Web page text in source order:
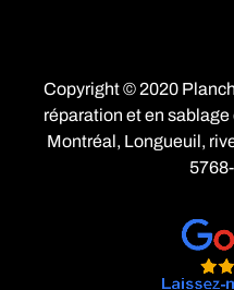
Copyright © 2020
réparation et en
Montréal, Longueuil,